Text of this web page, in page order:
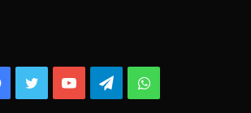
Facebook
TwitterYouTubeTelegramWhatsApp